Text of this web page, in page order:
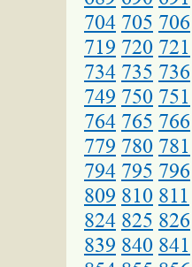
704 705 706
719 720 721
734 735 736
749 750 751
764 765 766
779 780 781
794 795 796
809 810 811
824 825 826
839 840 841